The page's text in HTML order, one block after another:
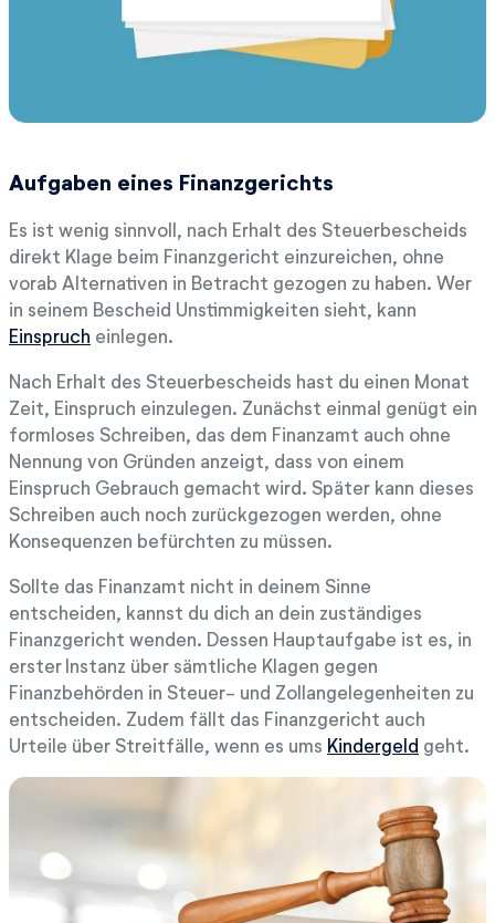
Aufgaben eines Finanzgerichts
Es ist wenig sinnvoll, nach Erhalt des Steuerbescheids
direkt Klage beim Finanzgericht einzureichen, ohne
vorab Alternativen in Betracht gezogen zu haben. Wer
in seinem Bescheid Unstimmigkeiten sieht, kann
Einspruch einlegen.
Nach Erhalt des Steuerbescheids hast du einen Monat
Zeit, Einspruch einzulegen. Zunächst einmal genügt ein
formloses Schreiben, das dem Finanzamt auch ohne
Nennung von Gründen anzeigt, dass von einem
Einspruch Gebrauch gemacht wird. Später kann dieses
Schreiben auch noch zurückgezogen werden, ohne
Konsequenzen befürchten zu müssen.
Sollte das Finanzamt nicht in deinem Sinne
entscheiden, kannst du dich an dein zuständiges
Finanzgericht wenden. Dessen Hauptaufgabe ist es, in
erster Instanz über sämtliche Klagen gegen
Finanzbehörden in Steuer- und Zollangelegenheiten zu
entscheiden. Zudem fällt das Finanzgericht auch
Urteile über Streitfälle, wenn es ums Kindergeld geht.